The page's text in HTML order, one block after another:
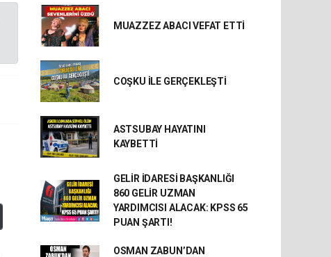
MUAZZEZ ABACI VEFAT ETTİ
COŞKU İLE GERÇEKLEŞTİ
ASTSUBAY HAYATINI
KAYBETTİ
GELİR İDARESİ BAŞKANLIĞI
860 GELİR UZMAN
YARDIMCISI ALACAK: KPSS 65
PUAN ŞARTI!
OSMAN ZABUN’DAN